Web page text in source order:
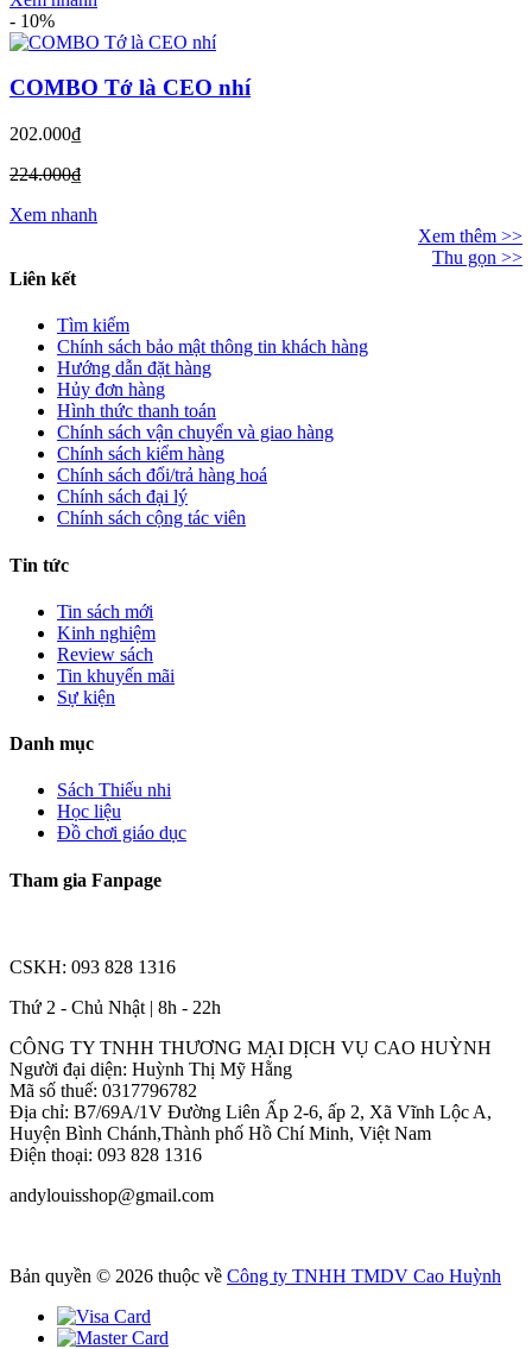
- 10%
COMBO Tớ là CEO nhí
202.000₫
224.000₫
Xem nhanh
Xem thêm >>
Thu gọn >>
Liên kết
Tìm kiếm
Chính sách bảo mật thông tin khách hàng
Hướng dẫn đặt hàng
Hủy đơn hàng
Hình thức thanh toán
Chính sách vận chuyển và giao hàng
Chính sách kiểm hàng
Chính sách đổi/trả hàng hoá
Chính sách đại lý
Chính sách cộng tác viên
Tin tức
Tin sách mới
Kinh nghiệm
Review sách
Tin khuyến mãi
Sự kiện
Danh mục
Sách Thiếu nhi
Học liệu
Đồ chơi giáo dục
Tham gia Fanpage
CSKH: 093 828 1316
Thứ 2 - Chủ Nhật | 8h - 22h
CÔNG TY TNHH THƯƠNG MẠI DỊCH VỤ CAO HUỲNH
Người đại diện: Huỳnh Thị Mỹ Hằng
Mã số thuế: 0317796782
Địa chỉ: B7/69A/1V Đường Liên Ấp 2-6, ấp 2, Xã Vĩnh Lộc A,
Huyện Bình Chánh,Thành phố Hồ Chí Minh, Việt Nam
Điện thoại: 093 828 1316
andylouisshop@gmail.com
Bản quyền © 2026 thuộc về Công ty TNHH TMDV Cao Huỳnh